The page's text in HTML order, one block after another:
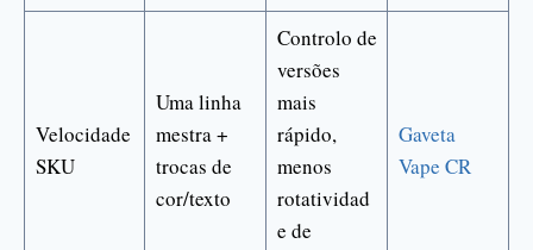
Velocidade
SKU
Uma linha
mestra +
trocas de
cor/texto
Controlo de
versões
mais
rápido,
menos
rotatividad
e de
Gaveta
Vape CR